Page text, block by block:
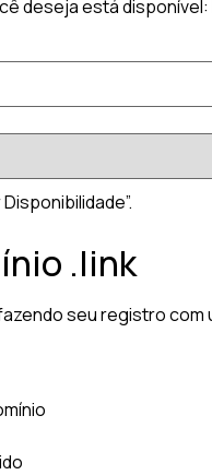
deseja está disponível:
.link
seu registro